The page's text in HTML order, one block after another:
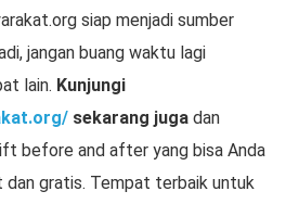
siap menjadi sumber
jangan buang waktu lagi
lain. Kunjungi
sekarang jugadan
before and after yang bisa Anda
gratis. Tempat terbaik untuk